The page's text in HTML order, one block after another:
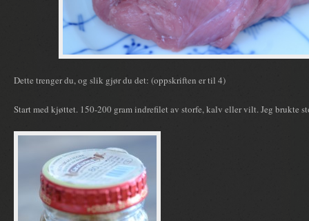
Dette trenger du, og slik gjør du det: (oppskriften er til 4)
Start med kjøttet. 150-200 gram indrefilet av storfe, kalv eller vilt. Jeg brukte